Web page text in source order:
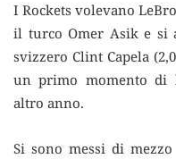
I Rockets volevano
il turco Omer Asik e si
svizzero Clint Capela
un primo momento di
altro anno.
Si sono messi di